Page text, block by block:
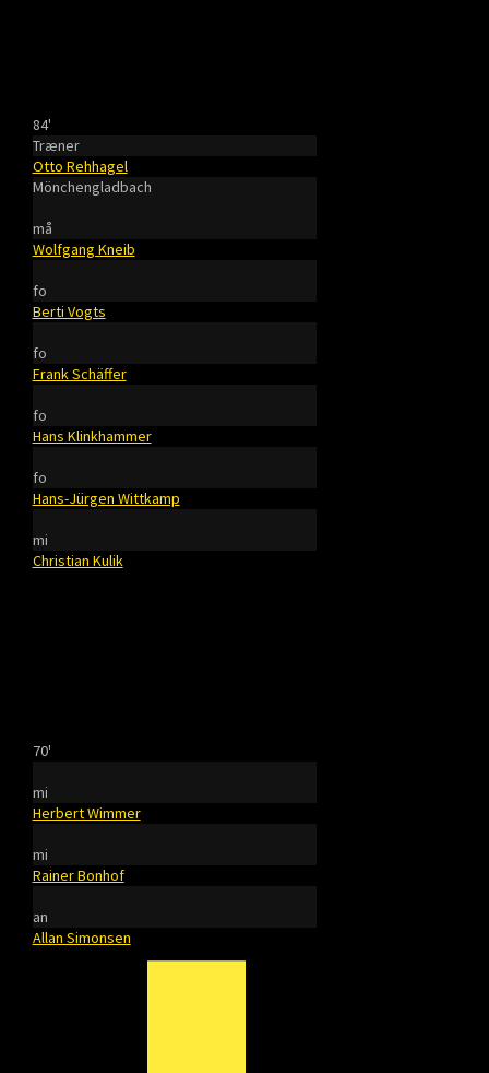
84'
Træner
Otto Rehhagel
Mönchengladbach
må
Wolfgang Kneib
fo
Berti Vogts
fo
Frank Schäffer
fo
Hans Klinkhammer
fo
Hans-Jürgen Wittkamp
mi
Christian Kulik
70'
mi
Herbert Wimmer
mi
Rainer Bonhof
an
Allan Simonsen